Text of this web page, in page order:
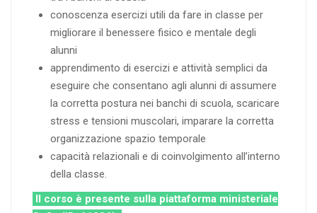
conoscenza esercizi utili da fare in classe per
migliorare il benessere fisico e mentale degli
alunni
apprendimento di esercizi e attività semplici da
eseguire che consentano agli alunni di assumere
la corretta postura nei banchi di scuola, scaricare
stress e tensioni muscolari, imparare la corretta
organizzazione spazio temporale
capacità relazionali e di coinvolgimento all’interno
della classe.
Il corso è presente sulla piattaforma ministeriale